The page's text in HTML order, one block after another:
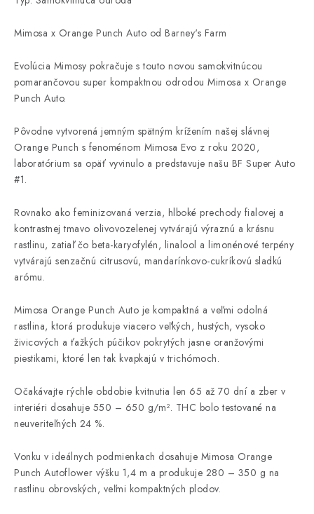
Mimosa x Orange Punch Auto od Barney's Farm
Evolúcia Mimosy pokračuje s touto novou samokvitnúcou
pomarančovou super kompaktnou odrodou Mimosa x Orange
Punch Auto.
Pôvodne vytvorená jemným spätným krížením našej slávnej
Orange Punch s fenoménom Mimosa Evo z roku 2020,
laboratórium sa opäť vyvinulo a predstavuje našu BF Super Auto
#1.
Rovnako ako feminizovaná verzia, hlboké prechody fialovej a
kontrastnej tmavo olivovozelenej vytvárajú výraznú a krásnu
rastlinu, zatiaľ čo beta-karyofylén, linalool a limonénové terpény
vytvárajú senzačnú citrusovú, mandarínkovo-cukríkovú sladkú
arómu.
Mimosa Orange Punch Auto je kompaktná a veľmi odolná
rastlina, ktorá produkuje viacero veľkých, hustých, vysoko
živicových a ťažkých púčikov pokrytých jasne oranžovými
piestikami, ktoré len tak kvapkajú v trichómoch.
Očakávajte rýchle obdobie kvitnutia len 65 až 70 dní a zber v
interiéri dosahuje 550 – 650 g/m². THC bolo testované na
neuveriteľných 24 %.
Vonku v ideálnych podmienkach dosahuje Mimosa Orange
Punch Autoflower výšku 1,4 m a produkuje 280 – 350 g na
rastlinu obrovských, veľmi kompaktných plodov.